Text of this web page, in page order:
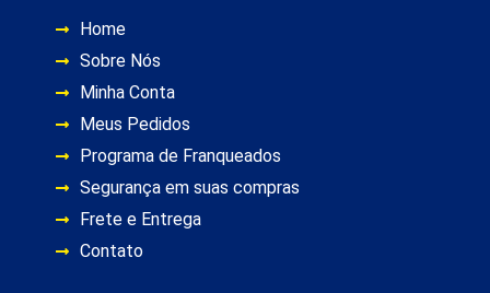
Home
Sobre Nós
Minha Conta
Meus Pedidos
Programa de Franqueados
Segurança em suas compras
Frete e Entrega
Contato